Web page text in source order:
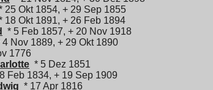
25 Okt 1854, + 29 Sep 1855
18 Okt 1891, + 26 Feb 1894
* 5 Feb 1857, + 20 Nov 1918
4 Nov 1889, + 29 Okt 1890
1776
* 5 Dez 1851
Feb 1834, + 19 Sep 1909
* 17 Apr 1816